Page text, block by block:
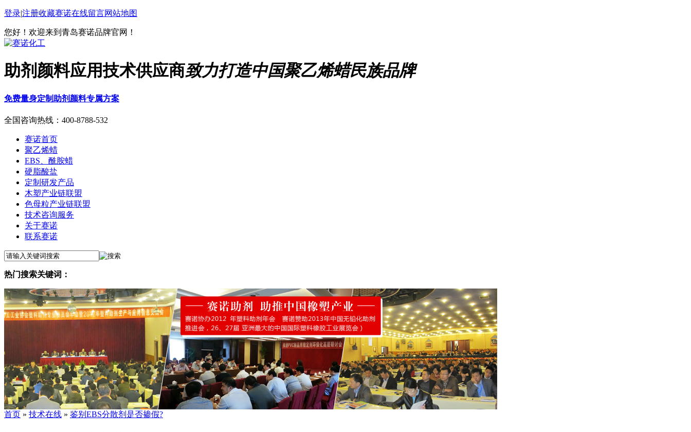
登录|注册收藏赛诺在线留言网站地图
您好！欢迎来到青岛赛诺品牌官网！
助剂颜料应用技术供应商致力打造中国聚乙烯蜡民族品牌
免费量身定制助剂颜料专属方案
全国咨询热线： 400-8788-532
赛诺首页
聚乙烯蜡
EBS、酰胺蜡
硬脂酸盐
定制研发产品
木塑产业链联盟
色母粒产业链联盟
技术咨询服务
关于赛诺
联系赛诺
热门搜索关键词：
首页 » 技术在线 » 鉴别EBS分散剂是否掺假?